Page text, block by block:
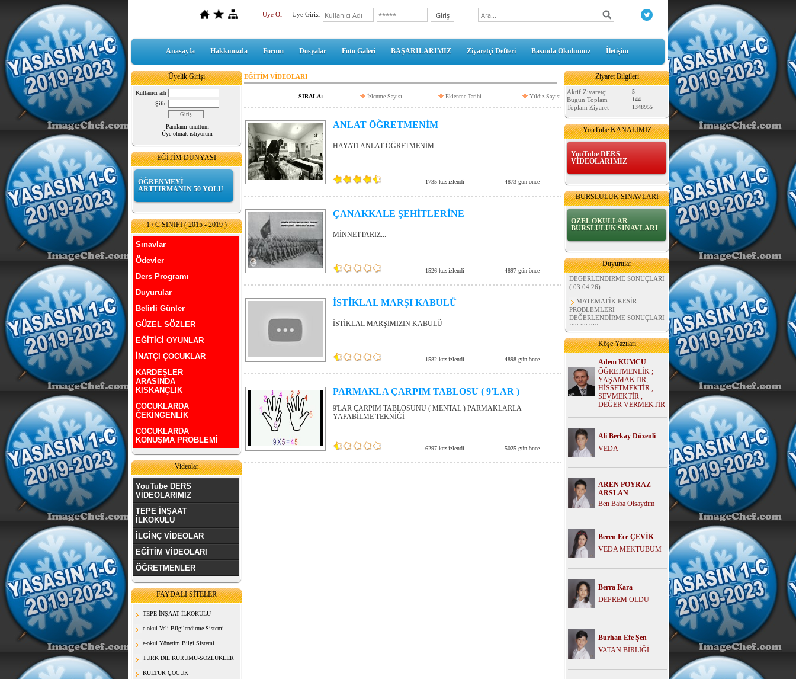
Üye Ol Üye Girişi
Anasayfa Hakkımızda Forum Dosyalar Foto Galeri BAŞARILARIMIZ Ziyaretçi Defteri Basında Okulumuz İletişim
Üyelik Girişi
Kullanıcı adı
Şifre
Parolamı unuttum
Üye olmak istiyorum
EĞİTİM DÜNYASI
ÖĞRENMEYİ
ARTTIRMANIN 50 YOLU
1 / C SINIFI ( 2015 - 2019 )
Sınavlar
Ödevler
Ders Programı
Duyurular
Belirli Günler
GÜZEL SÖZLER
EĞİTİCİ OYUNLAR
İNATÇI ÇOCUKLAR
KARDEŞLER
ARASINDA
KISKANÇLIK
ÇOCUKLARDA
ÇEKİNGENLİK
ÇOCUKLARDA
KONUŞMA PROBLEMİ
Videolar
YouTube DERS
VİDEOLARIMIZ
TEPE İNŞAAT
İLKOKULU
İLGİNÇ VİDEOLAR
EĞİTİM VİDEOLARI
ÖĞRETMENLER
FAYDALI SİTELER
TEPE İNŞAAT İLKOKULU
e-okul Veli Bilgilendirme Sistemi
e-okul Yönetim Bilgi Sistemi
TÜRK DİL KURUMU-SÖZLÜKLER
KÜLTÜR ÇOCUK
EĞİTİM VİDEOLARI
SIRALA: İzlenme Sayısı Eklenme Tarihi Yıldız Sayısı
ANLAT ÖĞRETMENİM
HAYATI ANLAT ÖĞRETMENİM
1735 kez izlendi 4873 gün önce
ÇANAKKALE ŞEHİTLERİNE
MİNNETTARIZ...
1526 kez izlendi 4897 gün önce
İSTİKLAL MARŞI KABULÜ
İSTİKLAL MARŞIMIZIN KABULÜ
1582 kez izlendi 4898 gün önce
PARMAKLA ÇARPIM TABLOSU ( 9'LAR )
9'LAR ÇARPIM TABLOSUNU ( MENTAL ) PARMAKLARLA
YAPABİLME TEKNİĞİ
6297 kez izlendi 5025 gün önce
Ziyaret Bilgileri
Aktif Ziyaretçi 5
Bugün Toplam 144
Toplam Ziyaret 1348955
YouTube KANALIMIZ
YouTube DERS
VİDEOLARIMIZ
BURSLULUK SINAVLARI
ÖZEL OKULLAR
BURSLULUK SINAVLARI
Duyurular
MATEMATİK SAATLER
DEĞERLENDİRME SONUÇLARI
( 03.04.26)
PROBLEMLERİ
DEĞERLENDİRME SONUÇLARI
(02.03.26)
MATEMATİK BÖLME
İŞLEMLERİ DEĞERLENDİRME
SONUÇLARI (07.02.26)
FEN BİLİMLERİ MADDE
ÜNİTESİ DEĞERLENDİRME
SONUÇLARI ( 02.01.26)
HAYAT BİLGİSİ
DEĞERLENDİRME SONUÇLARI
PROBLEMLERİ
DEĞERLENDİRME SONUÇLARI
( 02.01.26)
Köşe Yazıları
Adem KUMCU
ÖĞRETMENLİK ;
YAŞAMAKTIR,
HİSSETMEKTİR ,
SEVMEKTİR ,
DEĞER VERMEKTİR
Ali Berkay Düzenli
VEDA
AREN POYRAZ
ARSLAN
Ben Baba Olsaydım
Beren Ece ÇEVİK
VEDA MEKTUBUM
Berra Kara
DEPREM OLDU
Burhan Efe Şen
VATAN BİRLİĞİ